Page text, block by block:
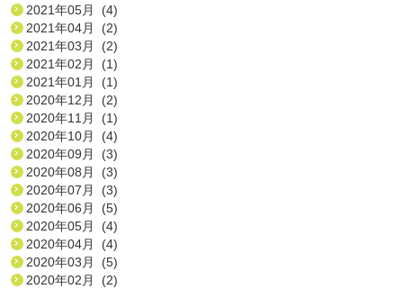
2021年05月 (4)
2021年04月 (2)
2021年03月 (2)
2021年02月 (1)
2021年01月 (1)
2020年12月 (2)
2020年11月 (1)
2020年10月 (4)
2020年09月 (3)
2020年08月 (3)
2020年07月 (3)
2020年06月 (5)
2020年05月 (4)
2020年04月 (4)
2020年03月 (5)
2020年02月 (2)